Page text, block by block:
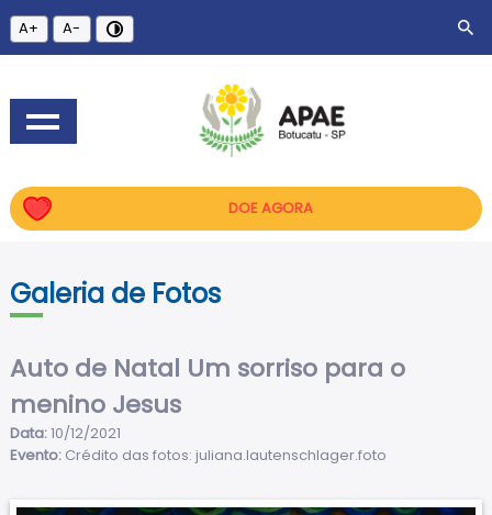
A+ A-
DOE AGORA
Galeria de Fotos
Auto de Natal Um sorriso para o
menino Jesus
Data:10/12/2021
Evento:Crédito das fotos: juliana.lautenschlager.foto